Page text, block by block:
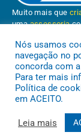
Muito mais que
umaassessoria
Conheça oPNTP e
Nós usamos
navegação no
concorda com
Para ter mais
Política de
em ACEITO.
Leia mais